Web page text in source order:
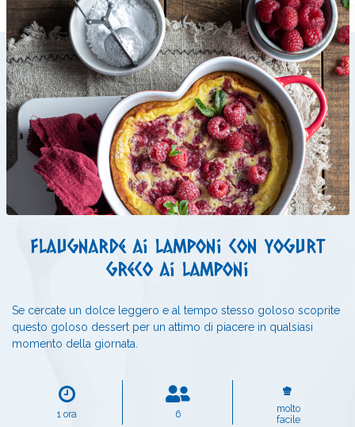
Flaugnarde ai lamponi con yogurt
greco ai lamponi
Se cercate un dolce leggero e al tempo stesso goloso scoprite
questo goloso dessert per un attimo di piacere in qualsiasi
momento della giornata.
1 ora 6
molto
facile